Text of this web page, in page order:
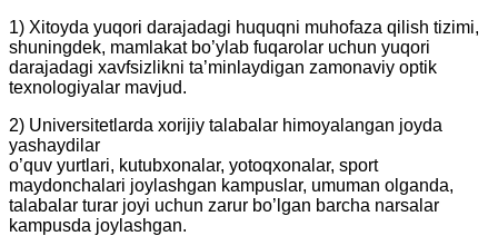
1) Xitoyda yuqori darajadagi huquqni muhofaza qilish tizimi,
shuningdek, mamlakat bo’ylab fuqarolar uchun yuqori
darajadagi xavfsizlikni ta’minlaydigan zamonaviy optik
texnologiyalar mavjud.
2) Universitetlarda xorijiy talabalar himoyalangan joyda
yashaydilar
o’quv yurtlari, kutubxonalar, yotoqxonalar, sport
maydonchalari joylashgan kampuslar, umuman olganda,
talabalar turar joyi uchun zarur bo’lgan barcha narsalar
kampusda joylashgan.